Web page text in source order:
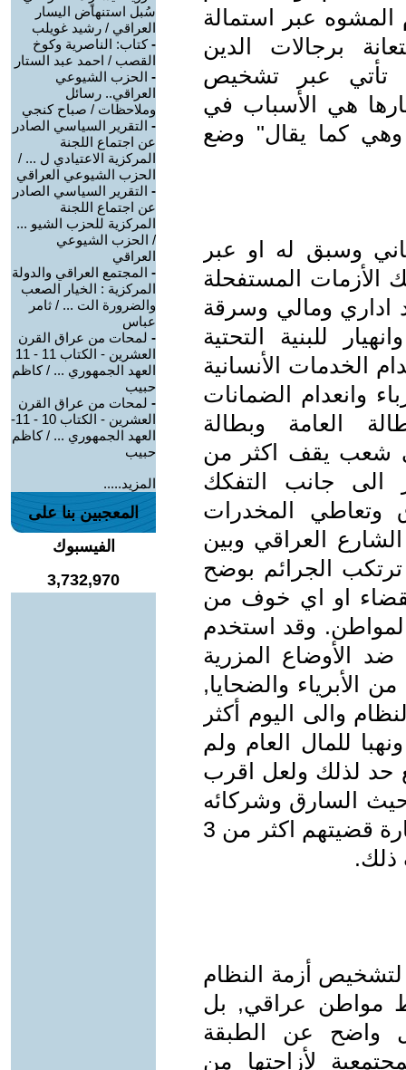
المشوه عبر استمالة
برجالات الدين
تأتي عبر تشخيص
هي الأسباب في
وهي كما يقال" وضع
وسبق له او عبر
الأزمات المستفحلة
اداري ومالي وسرقة
للبنية التحتية
الخدمات الأنسانية
وانعدام الضمانات
العامة وبطالة
شعب يقف اكثر من
الى جانب التفكك
وتعاطي المخدرات
العراقي وبين
الجرائم بوضح
او اي خوف من
وقد استخدم
الأوضاع المزرية
الأبرياء والضحايا,
والى اليوم أكثر
ونهبا للمال العام ولم
حد لذلك ولعل اقرب
السارق وشركائه
طلقاء وقد بلغت سرقتهم في بداية اثارة قضيتهم اكثر من 3
ذلك.
لتشخيص أزمة النظام
مواطن عراقي, بل
واضح عن الطبقة
لأزاحتها من
سُبل استنهاض اليسار
العراقي / رشيد غويلب
-كتاب: الناصرية وكوخ
القصب / احمد عبد الستار
- الحزب الشيوعي
العراقي.. رسائل
وملاحظات / صباح كنجي
- التقرير السياسي الصادر
عن اجتماع اللجنة
المركزية الاعتيادي ل ... /
الحزب الشيوعي العراقي
- التقرير السياسي الصادر
عن اجتماع اللجنة
المركزية للحزب الشيو ...
/ الحزب الشيوعي
العراقي
- المجتمع العراقي والدولة
المركزية : الخيار الصعب
والضرورة الت ... / ثامر
عباس
- لمحات من عراق القرن
العشرين - الكتاب 11 - 11
العهد الجمهوري ... / كاظم
حبيب
- لمحات من عراق القرن
العشرين - الكتاب 10 - 11-
العهد الجمهوري ... / كاظم
حبيب
المزيد.....
المعجبين بنا على
الفيسبوك
3,732,970